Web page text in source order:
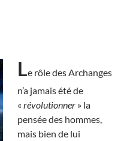
Le rôle des Archanges
n’a jamais été de
« révolutionner » la
pensée des hommes,
mais bien de lui